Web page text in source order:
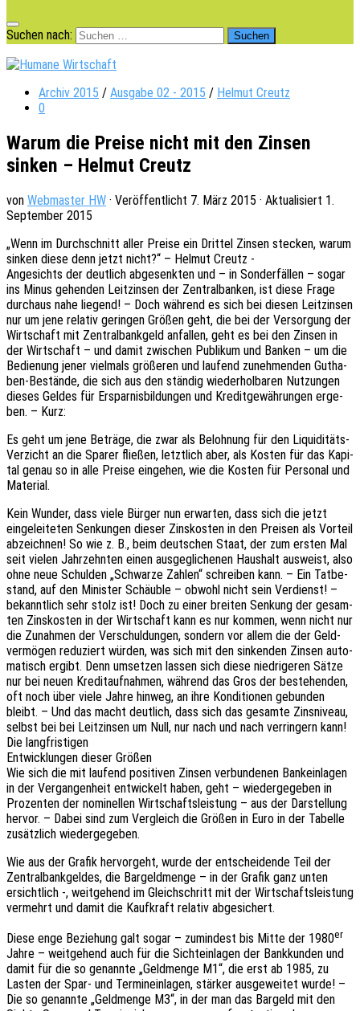
Suchen nach:
Archiv 2015 / Ausgabe 02 - 2015 / Helmut Creutz
0
Warum die Preise nicht mit den Zinsen
sinken – Helmut Creutz
von Webmaster HW · Veröffentlicht 7. März 2015 · Aktualisiert 1.
September 2015
„Wenn im Durch­schnitt aller Preise ein Drit­tel Zinsen stecken, warum
sinken diese denn jetzt nicht?“ – Helmut Creutz -
Ange­sichts der deut­lich abge­senk­ten und – in Sonder­fäl­len – sogar
ins Minus gehen­den Leit­zin­sen der Zentral­ban­ken, ist diese Frage
durch­aus nahe liegend! – Doch während es sich bei diesen Leit­zin­sen
nur um jene rela­tiv gerin­gen Größen geht, die bei der Versor­gung der
Wirt­schaft mit Zentral­bank­geld anfal­len, geht es bei den Zinsen in
der Wirt­schaft – und damit zwischen Publi­kum und Banken – um die
Bedie­nung jener viel­mals größe­ren und laufend zuneh­men­den Gutha­
ben-Bestän­de, die sich aus den stän­dig wieder­hol­ba­ren Nutzun­gen
dieses Geldes für Erspar­nis­bil­dun­gen und Kredit­ge­wäh­run­gen erge­
ben. – Kurz:
Es geht um jene Beträ­ge, die zwar als Beloh­nung für den Liqui­di­täts-
Verzicht an die Sparer flie­ßen, letzt­lich aber, als Kosten für das Kapi­
tal genau so in alle Preise einge­hen, wie die Kosten für Perso­nal und
Material.
Kein Wunder, dass viele Bürger nun erwar­ten, dass sich die jetzt
einge­lei­te­ten Senkun­gen dieser Zins­kos­ten in den Prei­sen als Vorteil
abzeich­nen! So wie z. B., beim deut­schen Staat, der zum ersten Mal
seit vielen Jahr­zehn­ten einen ausge­gli­che­nen Haus­halt ausweist, also
ohne neue Schul­den „Schwar­ze Zahlen“ schrei­ben kann. – Ein Tatbe­
stand, auf den Minis­ter Schäub­le – obwohl nicht sein Verdienst! –
bekannt­lich sehr stolz ist! Doch zu einer brei­ten Senkung der gesam­
ten Zins­kos­ten in der Wirt­schaft kann es nur kommen, wenn nicht nur
die Zunah­men der Verschul­dun­gen, sondern vor allem die der Geld­
ver­mö­gen redu­ziert würden, was sich mit den sinken­den Zinsen auto­
ma­tisch ergibt. Denn umset­zen lassen sich diese nied­ri­ge­ren Sätze
nur bei neuen Kredit­auf­nah­men, während das Gros der bestehen­den,
oft noch über viele Jahre hinweg, an ihre Kondi­tio­nen gebun­den
bleibt. – Und das macht deut­lich, dass sich das gesam­te Zins­ni­veau,
selbst bei bei Leit­zin­sen um Null, nur nach und nach verrin­gern kann!
Die langfristigen
Entwick­lun­gen dieser Größen
Wie sich die mit laufend posi­ti­ven Zinsen verbun­de­nen Bank­ein­la­gen
in der Vergan­gen­heit entwi­ckelt haben, geht – wieder­ge­ge­ben in
Prozen­ten der nomi­nel­len Wirt­schafts­leis­tung – aus der Darstel­lung
hervor. – Dabei sind zum Vergleich die Größen in Euro in der Tabel­le
zusätz­lich wiedergegeben.
Wie aus der Grafik hervor­geht, wurde der entschei­den­de Teil der
Zentral­bank­gel­des, die Bargeld­men­ge – in der Grafik ganz unten
ersicht­lich -, weit­ge­hend im Gleich­schritt mit der Wirt­schafts­leis­tung
vermehrt und damit die Kauf­kraft rela­tiv abgesichert.
Diese enge Bezie­hung galt sogar – zumin­dest bis Mitte der 1980er
Jahre – weit­ge­hend auch für die Sicht­ein­la­gen der Bank­kun­den und
damit für die so genann­te „Geld­men­ge M1“, die erst ab 1985, zu
Lasten der Spar- und Termin­ein­la­gen, stär­ker ausge­wei­tet wurde! –
Die so genann­te „Geld­men­ge M3“, in der man das Bargeld mit den